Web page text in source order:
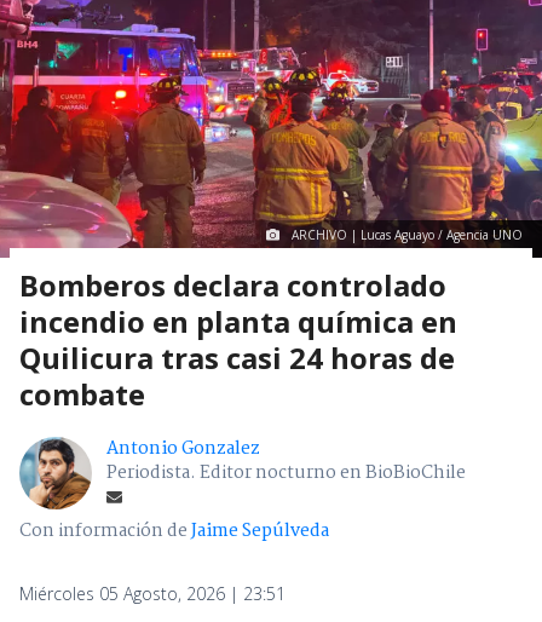
ARCHIVO | Lucas Aguayo / Agencia UNO
Bomberos declara controlado
incendio en planta química en
Quilicura tras casi 24 horas de
combate
Antonio Gonzalez
Periodista. Editor nocturno en BioBioChile
Con información deJaime Sepúlveda
Miércoles 05 Agosto, 2026 | 23:51